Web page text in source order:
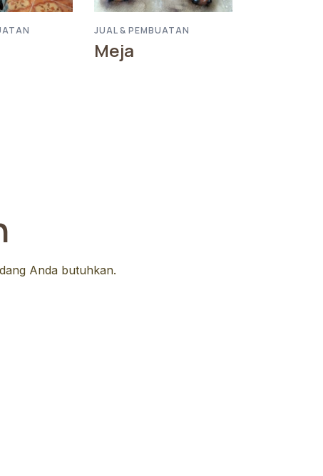
JUAL & PEMBUATAN
Meja
Anda butuhkan.